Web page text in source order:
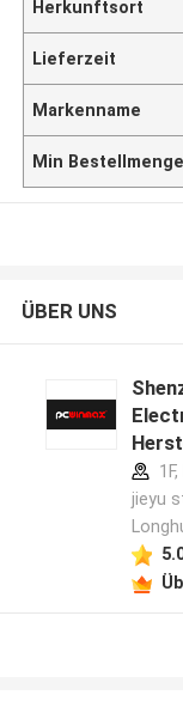
Herkunftsort
Lieferzeit
Markenname
Min Bestellmenge
ÜBER UNS
jieyu